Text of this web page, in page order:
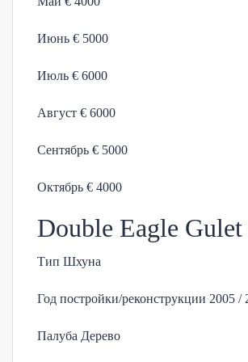
Июнь € 5000
Июль € 6000
Август € 6000
Сентябрь € 5000
Октябрь € 4000
Double Eagle
Тип Шхуна
Год постройки/реконструкции 2005 /
Палуба Дерево